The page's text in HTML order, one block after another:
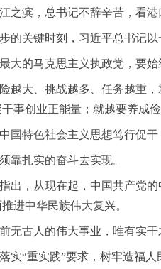
滨，总书记不辞辛苦，看港
关键时刻，习近平总书记以
的马克思主义执政党，要始
大、挑战越多、任务越重，
事创业正能量；就越要养成
特色社会主义思想笃行促
扎实的奋斗去实现。
，从现在起，中国共产党的
进中华民族伟大复兴。
古人的伟大事业，唯有实干
“重实践”要求，树牢造福人